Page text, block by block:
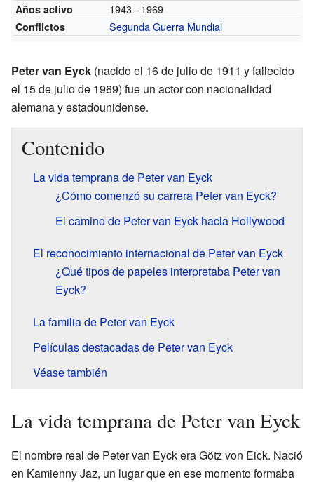
Años activo 1943 - 1969
Conflictos Segunda Guerra Mundial
Peter van Eyck (nacido el 16 de julio de 1911 y fallecido
el 15 de julio de 1969) fue un actor con nacionalidad
alemana y estadounidense.
Contenido
La vida temprana de Peter van Eyck
¿Cómo comenzó su carrera Peter van Eyck?
El camino de Peter van Eyck hacia Hollywood
El reconocimiento internacional de Peter van Eyck
¿Qué tipos de papeles interpretaba Peter van
Eyck?
La familia de Peter van Eyck
Películas destacadas de Peter van Eyck
Véase también
La vida temprana de Peter van Eyck
El nombre real de Peter van Eyck era Götz von Eick. Nació
en Kamienny Jaz, un lugar que en ese momento formaba